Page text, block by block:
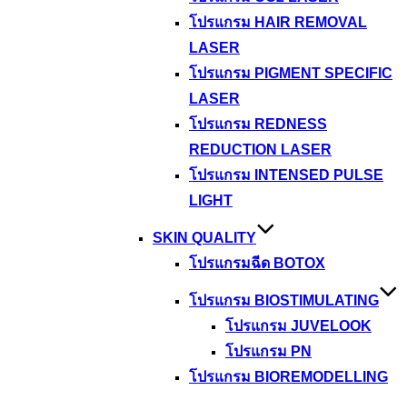
โปรแกรม HAIR REMOVAL
LASER
โปรแกรม PIGMENT SPECIFIC
LASER
โปรแกรม REDNESS
REDUCTION LASER
โปรแกรม INTENSED PULSE
LIGHT
SKIN QUALITY
โปรแกรมฉีด BOTOX
โปรแกรม BIOSTIMULATING
โปรแกรม JUVELOOK
โปรแกรม PN
โปรแกรม BIOREMODELLING